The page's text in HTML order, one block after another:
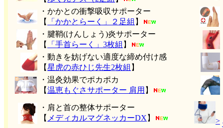
・かかとの衝撃吸収サポーター
【
「かかとらーく」２足組 】
・腱鞘(けんしょう)炎サポーター
【
「手首らーく」3枚組 】
・動きを妨げない適度な締め付け感
【星虎の赤ひじ先生2枚組 】
・温灸効果でポカポカ
【温恵もぐさサポーター 肩用 】
・肩と首の整体サポーター
【 メディカルマグネッカーDX 】 >